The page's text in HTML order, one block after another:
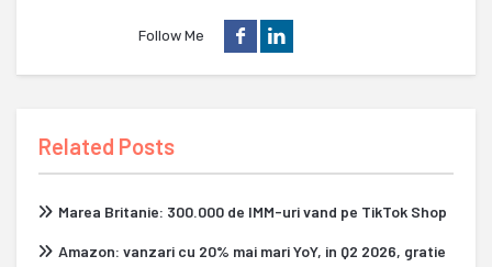
Follow Me
Related Posts
Marea Britanie: 300.000 de IMM-uri vand pe TikTok Shop
Amazon: vanzari cu 20% mai mari YoY, in Q2 2026, gratie